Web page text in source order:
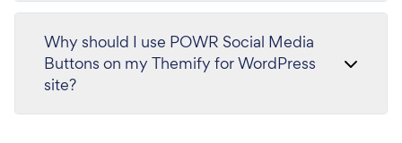
Why should I use POWR Social Media
Buttons on my Themify for WordPress
site?